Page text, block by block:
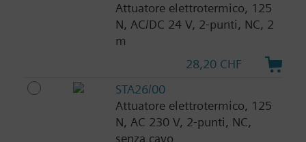
Attuatore elettrotermico, 125
N, AC/DC 24 V, 2-punti, NC, 2
m
28,20 CHF
STA26/00
Attuatore elettrotermico, 125
N, AC 230 V, 2-punti, NC,
senza cavo